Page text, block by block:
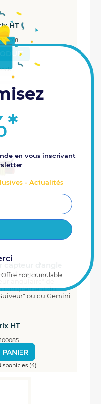
HT
capteur d'angle
d'angle vous
angulaire* de
complément du
ou du Gemini
HT
PANIER
(4)
*
en vous inscrivant
- Actualités
Offre non cumulable